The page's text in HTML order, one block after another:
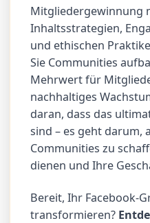
Mitgliedergewinnung
Inhaltsstrategien,
und ethischen
Sie Communities
Mehrwert für
nachhaltiges
daran, dass das
sind – es geht darum,
Communities zu
dienen und Ihre
Bereit, Ihr Facebook-
transformieren?